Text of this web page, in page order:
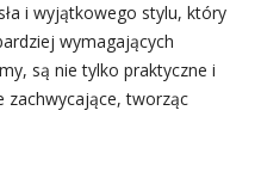
i wyjątkowego stylu, który
wymagających
są nie tylko praktyczne i
zachwycające, tworząc